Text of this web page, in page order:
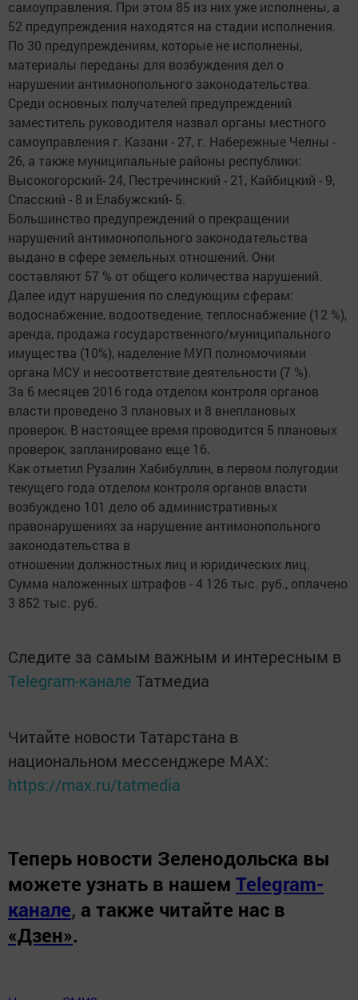
самоуправления. При этом 85 из них уже исполнены, а
52 предупреждения находятся на стадии исполнения.
По 30 предупреждениям, которые не исполнены,
материалы переданы для возбуждения дел о
нарушении антимонопольного законодательства.
Среди основных получателей предупреждений
заместитель руководителя назвал органы местного
самоуправления г. Казани - 27, г. Набережные Челны -
26, а также муниципальные районы республики:
Высокогорский- 24, Пестречинский - 21, Кайбицкий - 9,
Спасский - 8 и Елабужский- 5.
Большинство предупреждений о прекращении
нарушений антимонопольного законодательства
выдано в сфере земельных отношений. Они
составляют 57 % от общего количества нарушений.
Далее идут нарушения по следующим сферам:
водоснабжение, водоотведение, теплоснабжение (12 %),
аренда, продажа государственного/муниципального
имущества (10%), наделение МУП полномочиями
органа МСУ и несоответствие деятельности (7 %).
За 6 месяцев 2016 года отделом контроля органов
власти проведено 3 плановых и 8 внеплановых
проверок. В настоящее время проводится 5 плановых
проверок, запланировано еще 16.
Как отметил Рузалин Хабибуллин, в первом полугодии
текущего года отделом контроля органов власти
возбуждено 101 дело об административных
правонарушениях за нарушение антимонопольного
законодательства в
отношении должностных лиц и юридических лиц.
Сумма наложенных штрафов - 4 126 тыс. руб., оплачено
3 852 тыс. руб.
Следите за самым важным и интересным в
Telegram-канале Татмедиа
Читайте новости Татарстана в
национальном мессенджере MАХ:
https://max.ru/tatmedia
Теперь новости Зеленодольска вы
можете узнать в нашем Telegram-
канале, а также читайте нас в
«Дзен».